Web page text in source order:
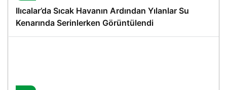
Ilıcalar’da Sıcak Havanın Ardından Yılanlar Su
Kenarında Serinlerken Görüntülendi